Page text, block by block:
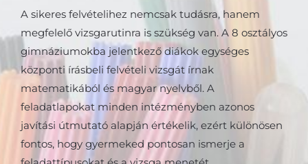
A sikeres felvételihez nemcsak tudásra, hanem
megfelelő vizsgarutinra is szükség van. A 8 osztályos
gimnáziumokba jelentkező diákok egységes
központi írásbeli felvételi vizsgát írnak
matematikából és magyar nyelvből. A
feladatlapokat minden intézményben azonos
javítási útmutató alapján értékelik, ezért különösen
fontos, hogy gyermeked pontosan ismerje a